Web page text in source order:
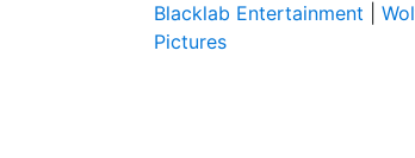
Blacklab Entertainment
Pictures